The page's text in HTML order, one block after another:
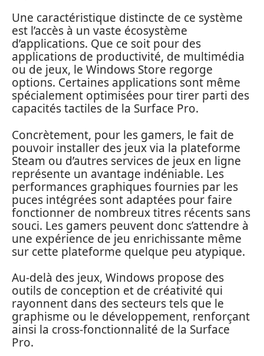
Une caractéristique distincte de ce système
est l’accès à un vaste écosystème
d’applications. Que ce soit pour des
applications de productivité, de multimédia
ou de jeux, le Windows Store regorge
options. Certaines applications sont même
spécialement optimisées pour tirer parti des
capacités tactiles de la Surface Pro.
Concrètement, pour les gamers, le fait de
pouvoir installer des jeux via la plateforme
Steam ou d’autres services de jeux en ligne
représente un avantage indéniable. Les
performances graphiques fournies par les
puces intégrées sont adaptées pour faire
fonctionner de nombreux titres récents sans
souci. Les gamers peuvent donc s’attendre à
une expérience de jeu enrichissante même
sur cette plateforme quelque peu atypique.
Au-delà des jeux, Windows propose des
outils de conception et de créativité qui
rayonnent dans des secteurs tels que le
graphisme ou le développement, renforçant
ainsi la cross-fonctionnalité de la Surface
Pro.